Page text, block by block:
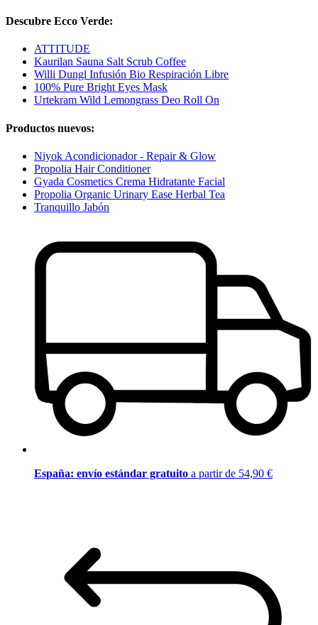
Descubre Ecco Verde:
ATTITUDE
Kaurilan Sauna Salt Scrub Coffee
Willi Dungl Infusión Bio Respiración Libre
100% Pure Bright Eyes Mask
Urtekram Wild Lemongrass Deo Roll On
Productos nuevos:
Niyok Acondicionador - Repair & Glow
Propolia Hair Conditioner
Gyada Cosmetics Crema Hidratante Facial
Propolia Organic Urinary Ease Herbal Tea
Tranquillo Jabón
España: envío estándar gratuito a partir de 54,90 €